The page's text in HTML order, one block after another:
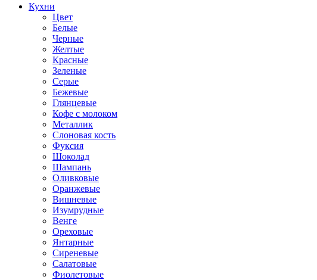
Кухни
Цвет
Белые
Черные
Желтые
Красные
Зеленые
Серые
Бежевые
Глянцевые
Кофе с молоком
Металлик
Слоновая кость
Фуксия
Шоколад
Шампань
Оливковые
Оранжевые
Вишневые
Изумрудные
Венге
Ореховые
Янтарные
Сиреневые
Салатовые
Фиолетовые